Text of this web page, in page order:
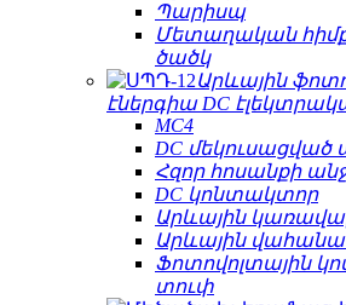
Պարիսպ
Մետաղական
ծածկ
Արևային
էներգիա DC
MC4
DC մեկուսացված
Հզոր հոսանքի
DC կոնտակտոր
Արևային
Արևային
Ֆոտովոլտային
տուփ